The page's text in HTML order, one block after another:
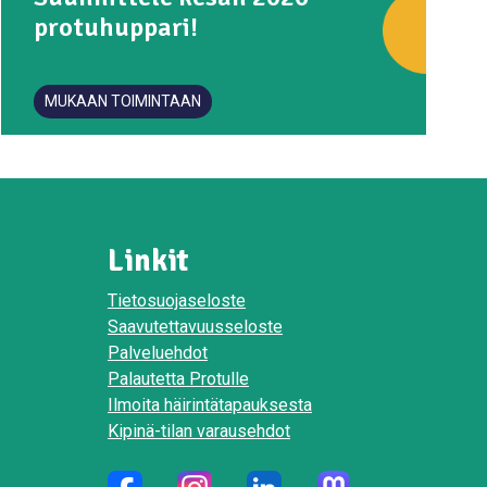
protuhuppari!
MUKAAN TOIMINTAAN
Linkit
Tietosuojaseloste
Saavutettavuusseloste
Palveluehdot
Palautetta Protulle
Ilmoita häirintätapauksesta
Kipinä-tilan varausehdot